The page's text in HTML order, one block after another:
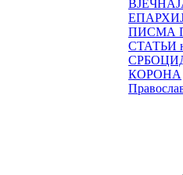
ПИСМА
СТАТЬИ
КОРОНА